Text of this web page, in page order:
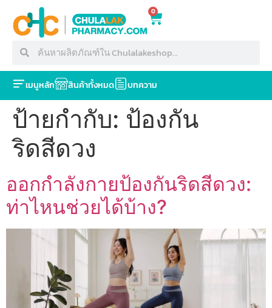
0
เมนูหลัก สินค้าทั้งหมด บทความ
ป้ายกำกับ: ป้องกัน
ริดสีดวง
ออกกำลังกายป้องกันริดสีดวง:
ท่าไหนช่วยได้บ้าง?